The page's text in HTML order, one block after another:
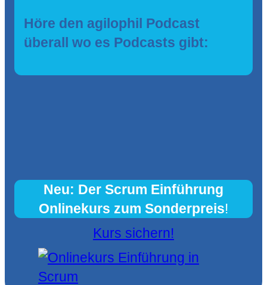
Höre den agilophil Podcast
überall wo es Podcasts gibt:
Neu: Der Scrum Einführung
Onlinekurs zum Sonderpreis!
Kurs sichern!